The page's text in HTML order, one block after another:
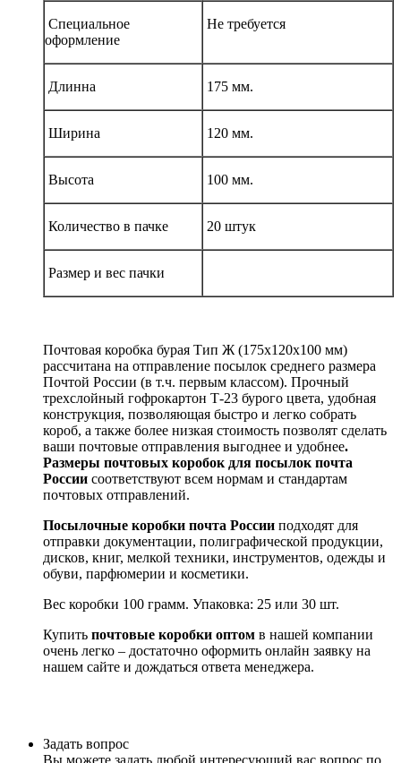
Специальное
оформление
Не требуется
Длинна 175 мм.
Ширина 120 мм.
Высота 100 мм.
Количество в пачке 20 штук
Размер и вес пачки
Почтовая коробка бурая Тип Ж (175x120x100 мм)
рассчитана на отправление посылок среднего размера
Почтой России (в т.ч. первым классом). Прочный
трехслойный гофрокартон Т-23 бурого цвета, удобная
конструкция, позволяющая быстро и легко собрать
короб, а также более низкая стоимость позволят сделать
ваши почтовые отправления выгоднее и удобнее.
Размеры почтовых коробок для посылок почта
России соответствуют всем нормам и стандартам
почтовых отправлений.
Посылочные коробки почта России подходят для
отправки документации, полиграфической продукции,
дисков, книг, мелкой техники, инструментов, одежды и
обуви, парфюмерии и косметики.
Вес коробки 100 грамм. Упаковка: 25 или 30 шт.
Купить почтовые коробки оптом в нашей компании
очень легко – достаточно оформить онлайн заявку на
нашем сайте и дождаться ответа менеджера.
Задать вопрос
Вы можете задать любой интересующий вас вопрос по